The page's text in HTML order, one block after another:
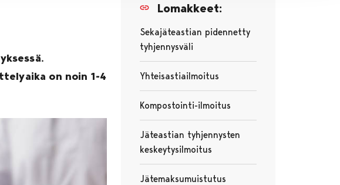
on noin 1-4
Lomakkeet:
Sekajäteastian pidennetty
tyhjennysväli
Yhteisastiailmoitus
Kompostointi-ilmoitus
Jäteastian tyhjennysten
keskeytysilmoitus
Jätemaksumuistutus